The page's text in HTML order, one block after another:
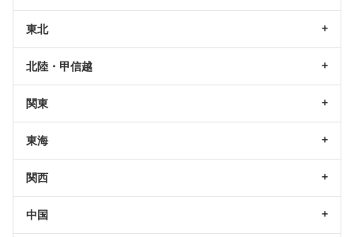
東北
北陸・甲信越
関東
東海
関西
中国